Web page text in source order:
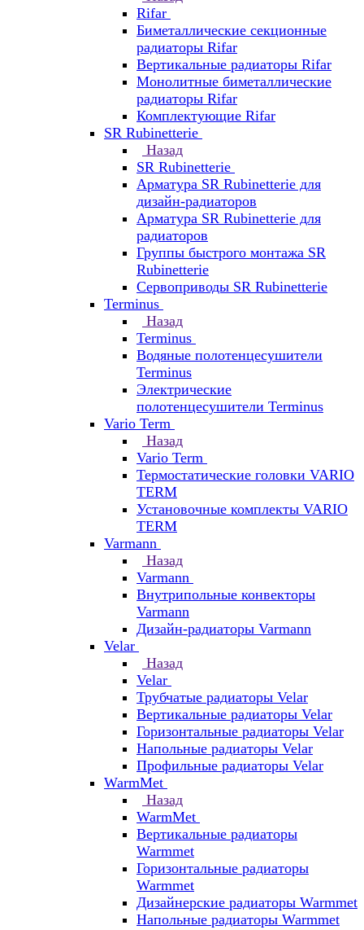
Rifar
Биметаллические секционные
радиаторы Rifar
Вертикальные радиаторы Rifar
Монолитные биметаллические
радиаторы Rifar
Комплектующие Rifar
SR Rubinetterie
Назад
SR Rubinetterie
Арматура SR Rubinetterie для
дизайн-радиаторов
Арматура SR Rubinetterie для
радиаторов
Группы быстрого монтажа SR
Rubinetterie
Сервоприводы SR Rubinetterie
Terminus
Назад
Terminus
Водяные полотенцесушители
Terminus
Электрические
полотенцесушители Terminus
Vario Term
Назад
Vario Term
Термостатические головки VARIO
TERM
Установочные комплекты VARIO
TERM
Varmann
Назад
Varmann
Внутрипольные конвекторы
Varmann
Дизайн-радиаторы Varmann
Velar
Назад
Velar
Трубчатые радиаторы Velar
Вертикальные радиаторы Velar
Горизонтальные радиаторы Velar
Напольные радиаторы Velar
Профильные радиаторы Velar
WarmMet
Назад
WarmMet
Вертикальные радиаторы
Warmmet
Горизонтальные радиаторы
Warmmet
Дизайнерские радиаторы Warmmet
Напольные радиаторы Warmmet